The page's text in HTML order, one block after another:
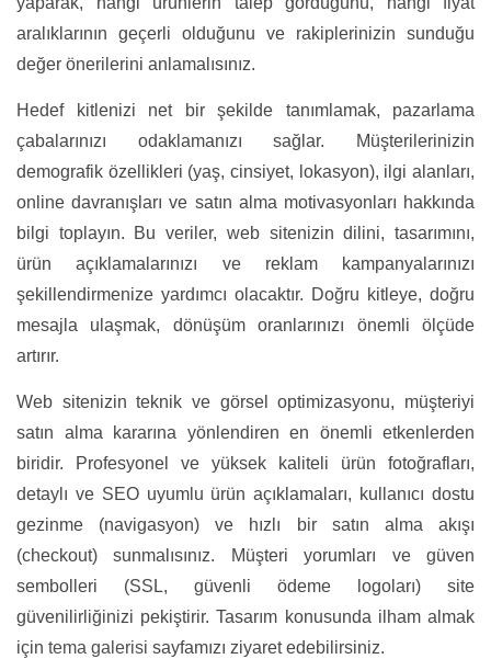
aralıklarının geçerli olduğunu ve rakiplerinizin sunduğu
değer önerilerini anlamalısınız.
Hedef kitlenizi net bir şekilde tanımlamak, pazarlama
çabalarınızı odaklamanızı sağlar. Müşterilerinizin
demografik özellikleri (yaş, cinsiyet, lokasyon), ilgi alanları,
online davranışları ve satın alma motivasyonları hakkında
bilgi toplayın. Bu veriler, web sitenizin dilini, tasarımını,
ürün açıklamalarınızı ve reklam kampanyalarınızı
şekillendirmenize yardımcı olacaktır. Doğru kitleye, doğru
mesajla ulaşmak, dönüşüm oranlarınızı önemli ölçüde
artırır.
Web sitenizin teknik ve görsel optimizasyonu, müşteriyi
satın alma kararına yönlendiren en önemli etkenlerden
biridir. Profesyonel ve yüksek kaliteli ürün fotoğrafları,
detaylı ve SEO uyumlu ürün açıklamaları, kullanıcı dostu
gezinme (navigasyon) ve hızlı bir satın alma akışı
(checkout) sunmalısınız. Müşteri yorumları ve güven
sembolleri (SSL, güvenli ödeme logoları) site
güvenilirliğinizi pekiştirir. Tasarım konusunda ilham almak
için tema galerisi sayfamızı ziyaret edebilirsiniz.